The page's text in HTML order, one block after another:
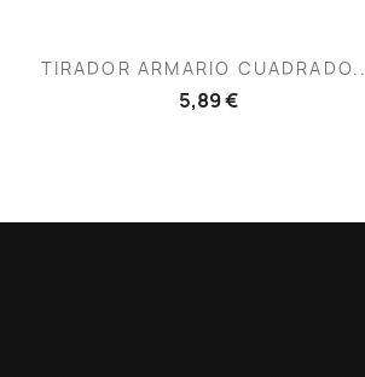
Vista rápida
TIRADOR ARMARIO
5,89 €